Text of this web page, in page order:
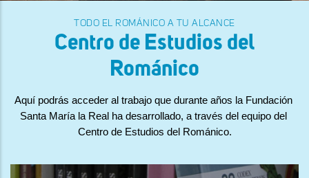
TODO EL ROMÁNICO A TU ALCANCE
Centro de Estudios del
Románico
Aquí podrás acceder al trabajo que durante años la Fundación
Santa María la Real ha desarrollado, a través del equipo del
Centro de Estudios del Románico.